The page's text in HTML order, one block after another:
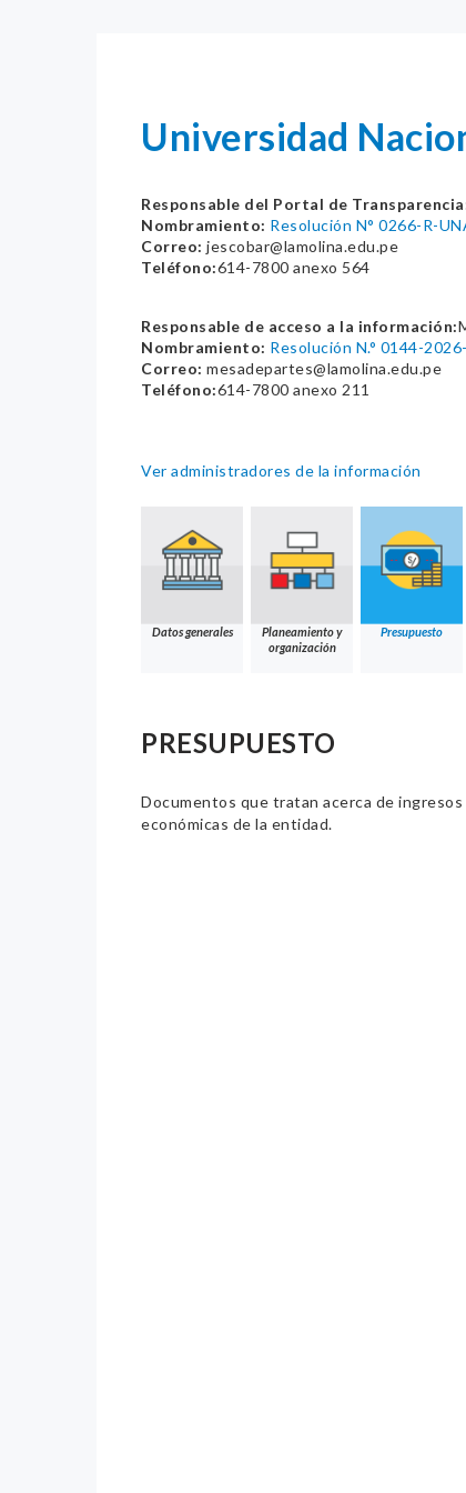
Universidad
Responsable del Portal de
Nombramiento: Resolución N° 0266-R-
Correo: jescobar@lamolina.edu.pe
Teléfono:614-7800 anexo 564
Responsable de acceso a la información:
Nombramiento: Resolución N.° 0144-
Correo: mesadepartes@lamolina.edu.pe
Teléfono:614-7800 anexo 211
Ver administradores de la información
Datos generales
Planeamiento y
organización
Presupuesto
PRESUPUESTO
Documentos que tratan acerca de
económicas de la entidad.